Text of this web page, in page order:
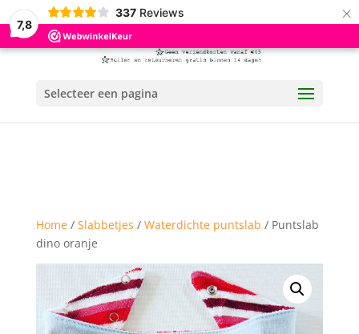
7,8
337 Reviews ×
Selecteer een pagina
Home/ Slabbetjes / Waterdichte puntslab / Puntslab
dino oranje